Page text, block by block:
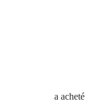
a acheté